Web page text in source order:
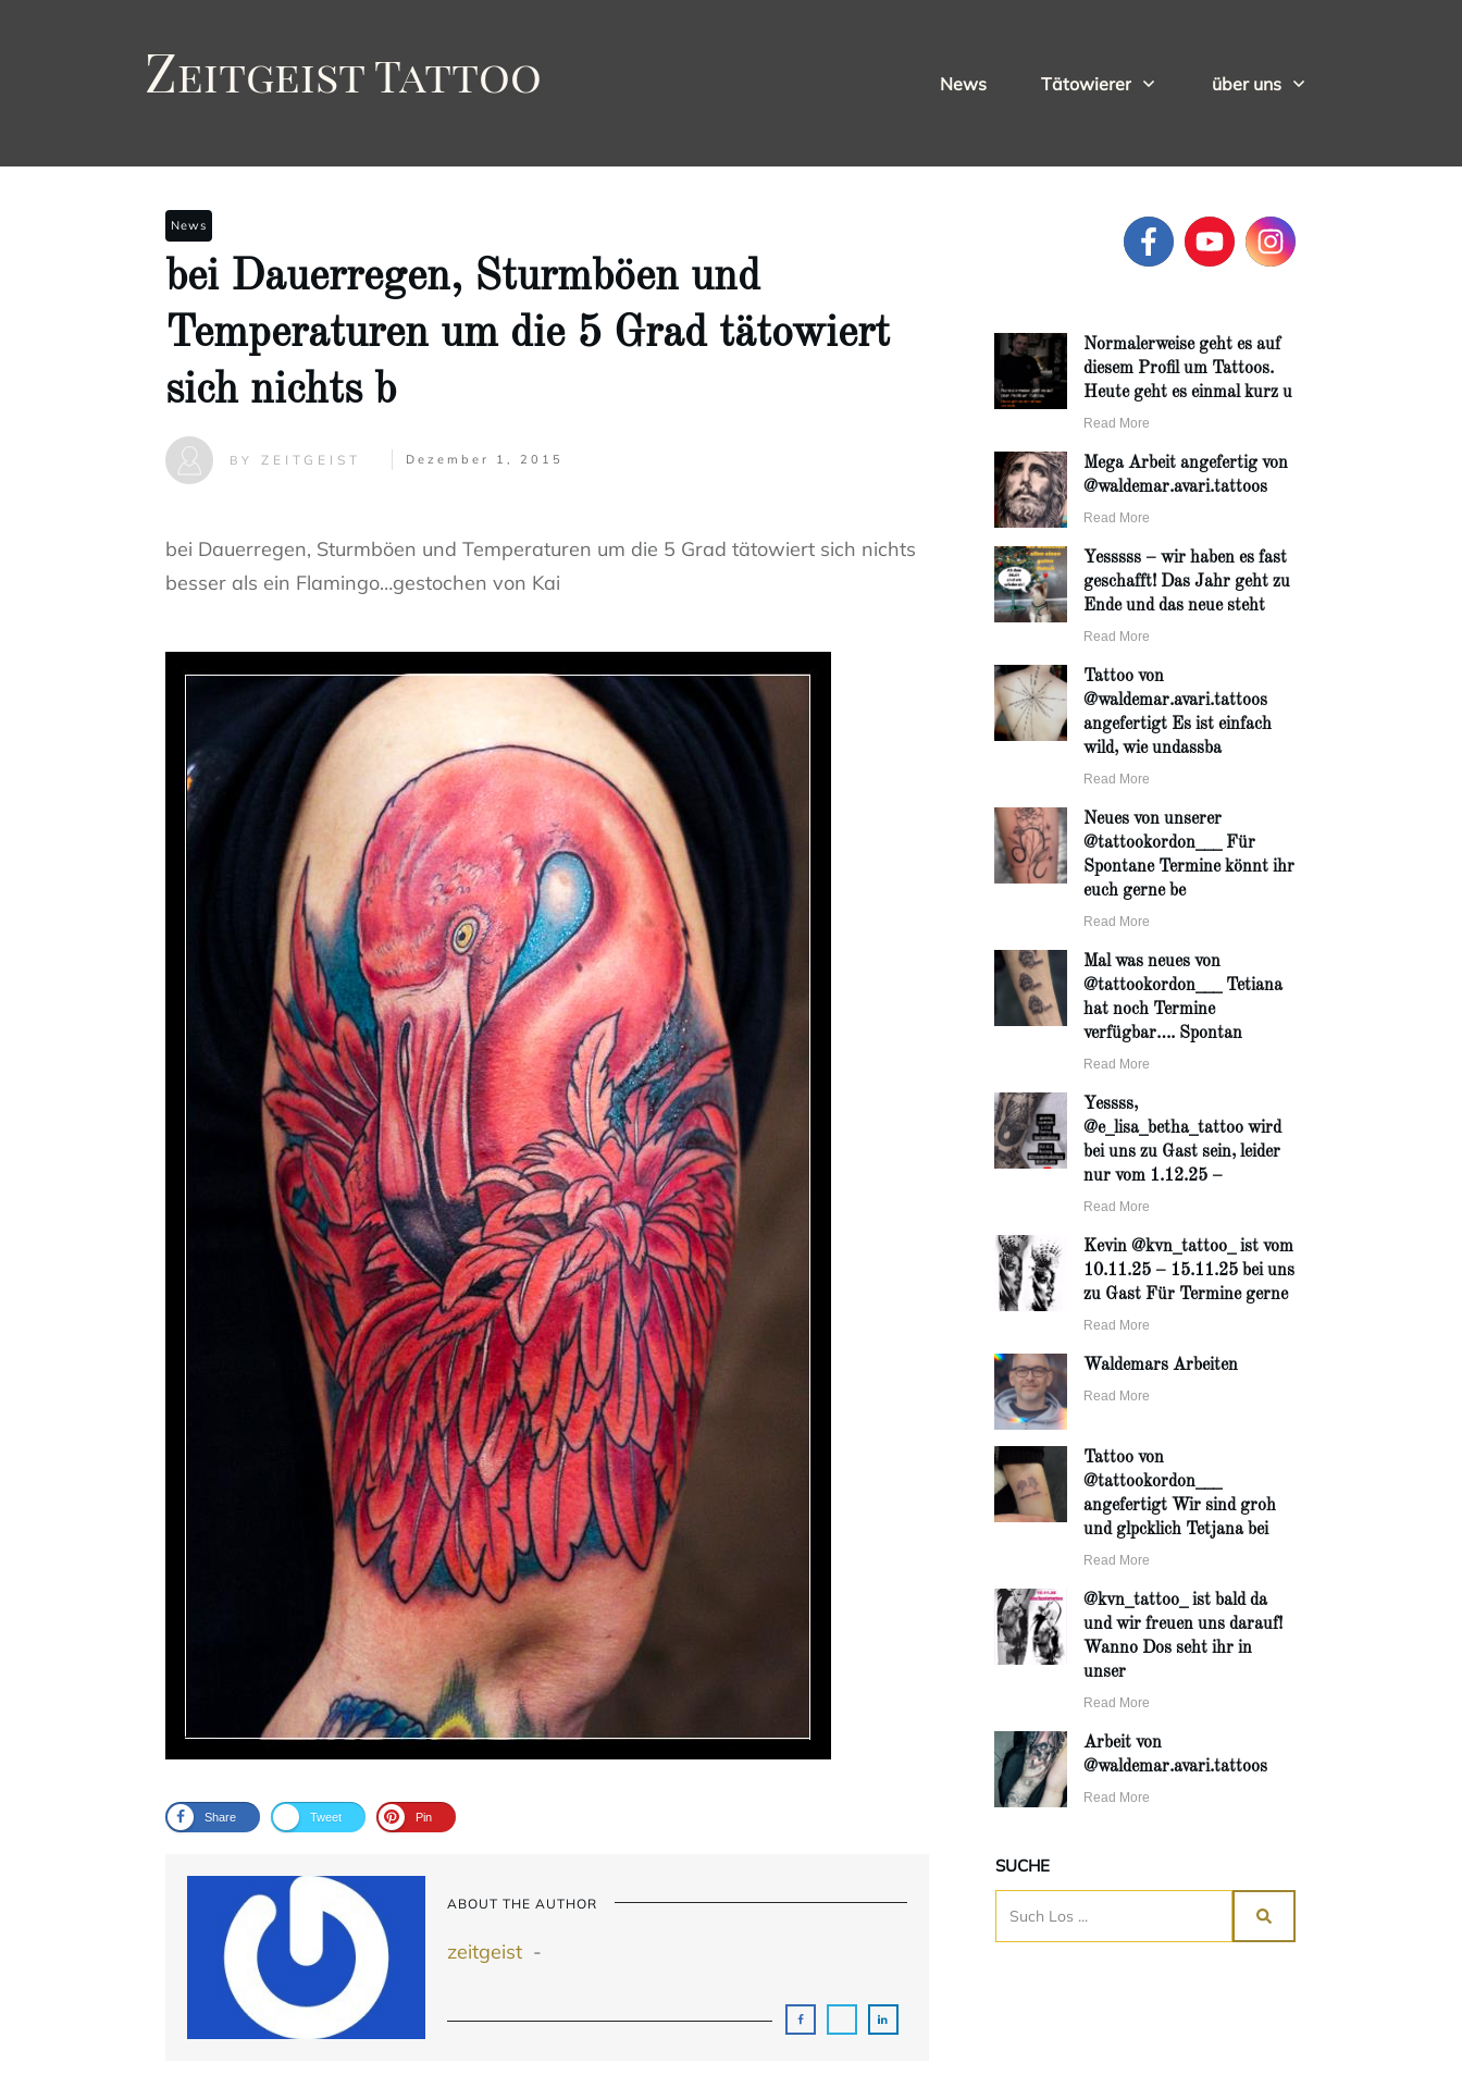
ZeitgeistTattoo News Tätowierer über uns
News
bei Dauerregen, Sturmböen und
Temperaturen um die 5 Grad tätowiert
sich nichts b
BY ZEITGEIST Dezember 1, 2015
bei Dauerregen, Sturmböen und Temperaturen um die 5 Grad tätowiert sich nichts
besser als ein Flamingo…gestochen von Kai
Share Tweet Pin
ABOUT THE AUTHOR
zeitgeist-
Normalerweise geht es auf
diesem Profil um Tattoos.
Heute geht es einmal kurz u
Read More
Mega Arbeit angefertig von
@waldemar.avari.tattoos
Read More
Yesssss – wir haben es fast
geschafft! Das Jahr geht zu
Ende und das neue steht
Read More
Tattoo von
@waldemar.avari.tattoos
angefertigt Es ist einfach
wild, wie undassba
Read More
Neues von unserer
@tattookordon___ Für
Spontane Termine könnt ihr
euch gerne be
Read More
Mal was neues von
@tattookordon___ Tetiana
hat noch Termine
verfügbar…. Spontan
Read More
Yessss,
@e_lisa_betha_tattoo wird
bei uns zu Gast sein, leider
nur vom 1.12.25 –
Read More
Kevin @kvn_tattoo_ ist vom
10.11.25 – 15.11.25 bei uns
zu Gast Für Termine gerne
Read More
Waldemars Arbeiten
Read More
Tattoo von
@tattookordon___
angefertigt Wir sind groh
und glpcklich Tetjana bei
Read More
@kvn_tattoo_ ist bald da
und wir freuen uns darauf!
Wanno Dos seht ihr in
unser
Read More
Arbeit von
@waldemar.avari.tattoos
Read More
SUCHE